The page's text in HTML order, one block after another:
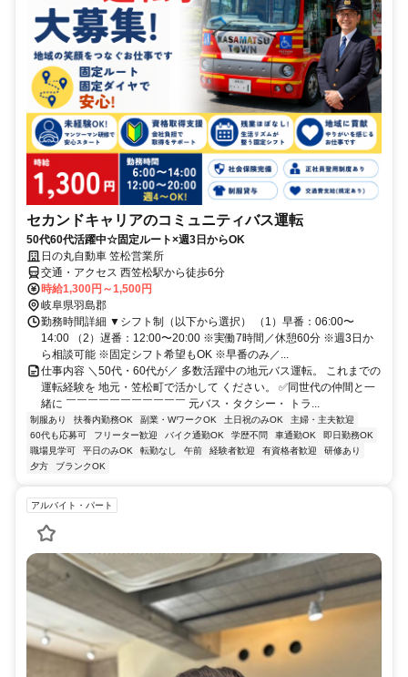
セカンドキャリアのコミュニティバス運転
50代60代活躍中☆固定ルート×週3日からOK
日の丸自動車 笠松営業所
交通・アクセス 西笠松駅から徒歩6分
時給1,300円～1,500円
岐阜県羽島郡
勤務時間詳細 ▼シフト制（以下から選択） （1）早番：06:00〜
14:00 （2）遅番：12:00〜20:00 ※実働7時間／休憩60分 ※週3日か
ら相談可能 ※固定シフト希望もOK ※早番のみ／...
仕事内容 ＼50代・60代が／ 多数活躍中の地元バス運転。 これまでの
運転経験を 地元・笠松町で活かして ください。 ✅同世代の仲間と一
緒に ￣￣￣￣￣￣￣￣￣￣￣ 元バス・タクシー・ トラ...
制服あり 扶養内勤務OK 副業・WワークOK 土日祝のみOK
主婦・主夫歓迎
60代も応募可
フリーター歓迎 バイク通勤OK 学歴不問 車通勤OK
即日勤務OK
職場見学可
平日のみOK 転勤なし 午前 経験者歓迎 有資格者歓迎
研修あり
夕方
ブランクOK
アルバイト・パート